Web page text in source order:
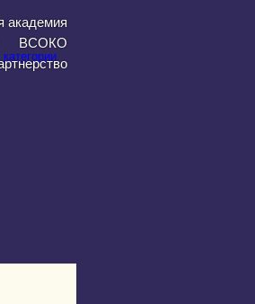
академия
ВСОКО